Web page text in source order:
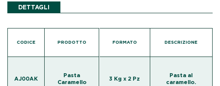
DETTAGLI
CODICE PRODOTTO
AJ00AK
Pasta
Caramello
FORMATO DESCRIZIONE
3 Kg x 2 Pz
Pasta al
caramello.